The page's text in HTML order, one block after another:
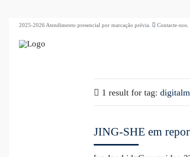
2025-2026 Atendimento presencial por marcação prévia. Contacte-nos.
1 result for tag:
JING-SHE em